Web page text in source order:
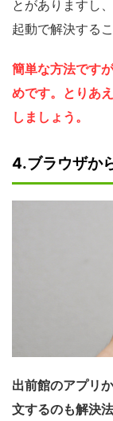
とがありますし
起動で解決する
簡単な方法です
めです。とりあ
しましょう。
4.ブラウザか
出前館のアプリ
文するのも解決法